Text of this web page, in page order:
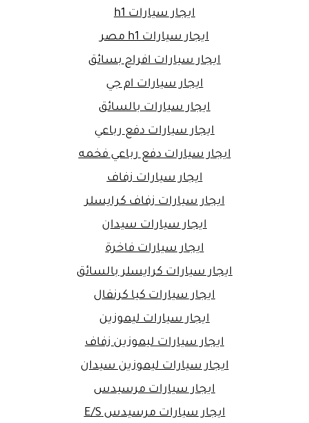
ايجار سيارات h1
ايجار سيارات h1 مصر
ايجار سيارات افراح بسائق
ايجار سيارات ام جي
ايجار سيارات بالسائق
ايجار سيارات دفع رباعي
ايجار سيارات دفع رباعي فخمه
ايجار سيارات زفاف
ايجار سيارات زفاف كرايسلر
ايجار سيارات سيدان
ايجار سيارات فاخرة
ايجار سيارات كرايسلر بالسائق
ايجار سيارات كيا كرنفال
ايجار سيارات ليموزين
ايجار سيارات ليموزين زفاف
ايجار سيارات ليموزين سيدان
ايجار سيارات مرسيدس
ايجار سيارات مرسيدس E/S